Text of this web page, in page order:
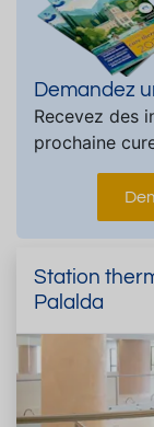
Demandez
Recevez des
prochaine
Station
Palalda